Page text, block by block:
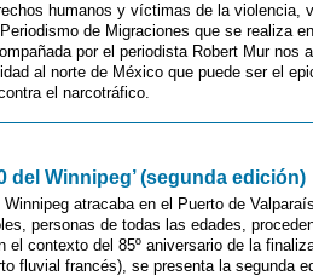
humanos y víctimas de la violencia,
de Migraciones que se realiza
por el periodista Robert Mur nos
al norte de México que puede ser el
el narcotráfico.
del Winnipeg’ (segunda edición)
atracaba en el Puerto de
personas de todas las edades,
el contexto del 85º aniversario de la
fluvial francés), se presenta la segunda